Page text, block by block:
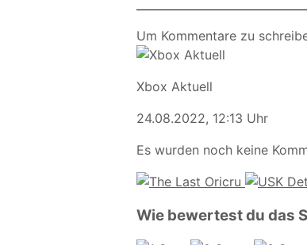
Um Kommentare zu
Xbox Aktuell
24.08.2022, 12:13 Uhr
Es wurden noch keine
Wie bewertest du das